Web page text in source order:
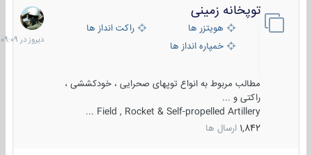
توپخانه زمینی
هویتزر ها
راکت انداز ها
خمپاره انداز ها
مطالب مربوط به انواع توپهای صحرایی ، خودکششی ،
راکتی و ...
Field , Rocket & Self-propelled Artillery ...
1,842 ارسال ها
دیروز
در
09:09